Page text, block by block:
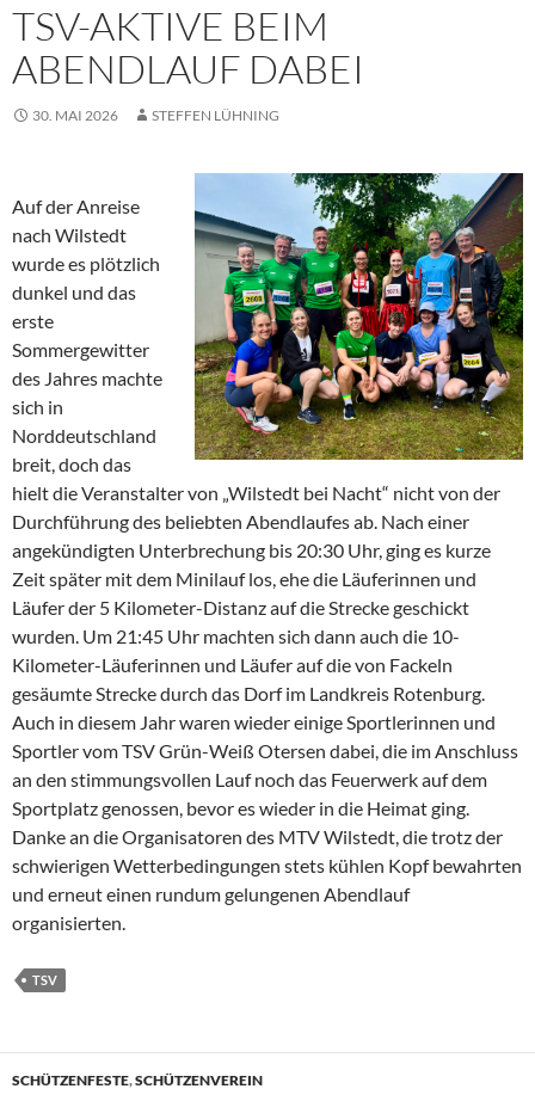
TSV-AKTIVE BEIM
ABENDLAUF DABEI
30. MAI 2026 STEFFEN LÜHNING
Auf der Anreise
nach Wilstedt
wurde es plötzlich
dunkel und das
erste
Sommergewitter
des Jahres machte
sich in
Norddeutschland
breit, doch das
hielt die Veranstalter von „Wilstedt bei Nacht“ nicht von der
Durchführung des beliebten Abendlaufes ab. Nach einer
angekündigten Unterbrechung bis 20:30 Uhr, ging es kurze
Zeit später mit dem Minilauf los, ehe die Läuferinnen und
Läufer der 5 Kilometer-Distanz auf die Strecke geschickt
wurden. Um 21:45 Uhr machten sich dann auch die 10-
Kilometer-Läuferinnen und Läufer auf die von Fackeln
gesäumte Strecke durch das Dorf im Landkreis Rotenburg.
Auch in diesem Jahr waren wieder einige Sportlerinnen und
Sportler vom TSV Grün-Weiß Otersen dabei, die im Anschluss
an den stimmungsvollen Lauf noch das Feuerwerk auf dem
Sportplatz genossen, bevor es wieder in die Heimat ging.
Danke an die Organisatoren des MTV Wilstedt, die trotz der
schwierigen Wetterbedingungen stets kühlen Kopf bewahrten
und erneut einen rundum gelungenen Abendlauf
organisierten.
TSV
SCHÜTZENFESTE,SCHÜTZENVEREIN